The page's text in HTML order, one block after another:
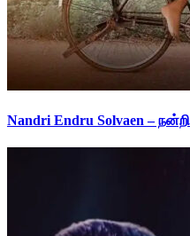
Nandri Endru Solvaen –